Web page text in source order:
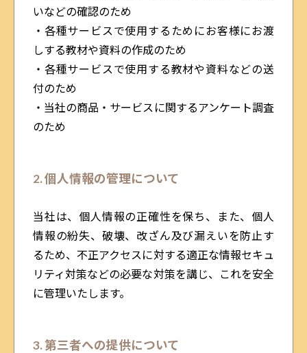
いなどの確認のため
・各種サービスで使用するためにお客様にお渡
しする教材や資料の作成のため
・各種サービスで使用する教材や資料などの送
付のため
・当社の商品・サービスに関するアンケート調査
のため
2. 個人情報の管理について
当社は、個人情報の正確性を保ち、また、個人
情報の紛失、破壊、改ざん及び漏えいを防止す
るため、不正アクセスに対する適正な情報セキュ
リティ対策などの必要な対策を講じ、これを安全
に管理いたします。
3. 第三者への提供について